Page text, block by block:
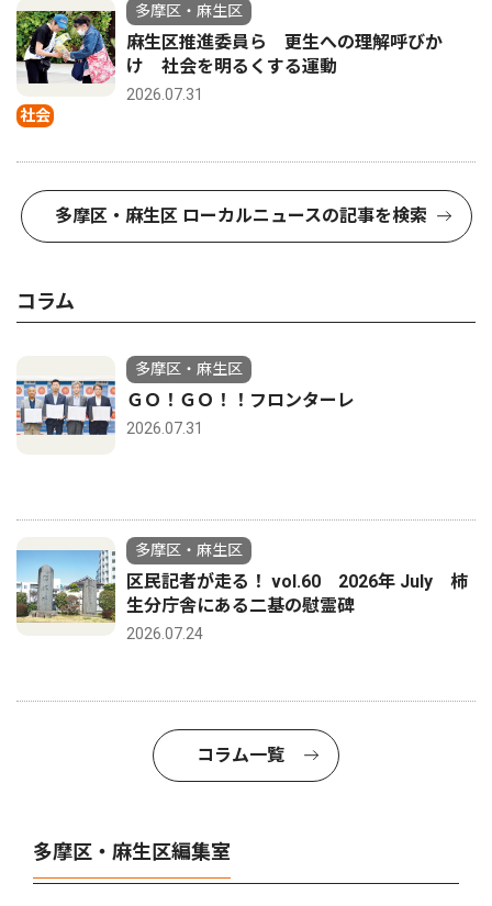
社会
多摩区・麻生区
麻生区推進委員ら 更生への理解呼びか
け 社会を明るくする運動
2026.07.31
多摩区・麻生区 ローカルニュースの記事を検索
コラム
多摩区・麻生区
ＧＯ！ＧＯ！！フロンターレ
2026.07.31
多摩区・麻生区
区民記者が走る！ vol.60 2026年 July 柿
生分庁舎にある二基の慰霊碑
2026.07.24
コラム一覧
多摩区・麻生区編集室